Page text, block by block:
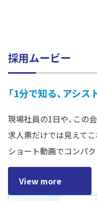
採用ムービー
「1分で知る、アシス
現場社員の1日や、この
求人票だけでは見えてこ
ショート動画でコンパ
View more